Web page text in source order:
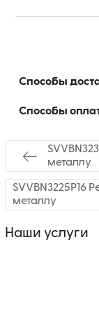
Способы
Способы
металлу
SVVBN3225P16
металлу
Наши услуги